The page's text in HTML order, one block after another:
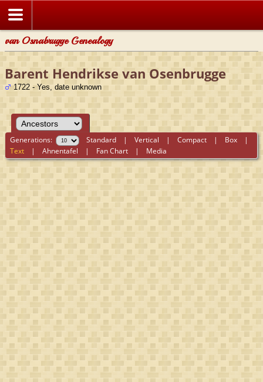
van Osnabrugge Genealogy
Barent Hendrikse van Osenbrugge
1722 - Yes, date unknown
Generations: Standard |Vertical |Compact | Box |
Text |Ahnentafel | Fan Chart | Media